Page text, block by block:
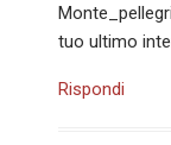
tuo ultimo
Rispondi